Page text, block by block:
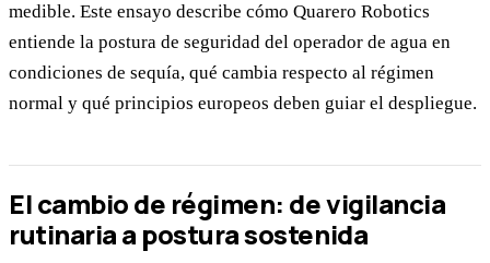
medible. Este ensayo describe cómo Quarero Robotics
entiende la postura de seguridad del operador de agua en
condiciones de sequía, qué cambia respecto al régimen
normal y qué principios europeos deben guiar el despliegue.
El cambio de régimen: de vigilancia
rutinaria a postura sostenida